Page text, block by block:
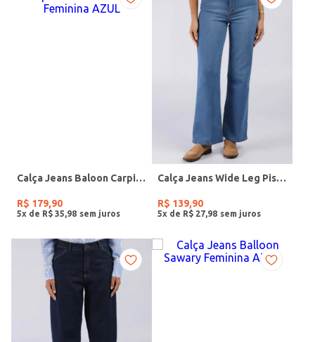
Calça Jeans Baloon Carpinteiro Autentique Feminina AZUL
R$ 179,90
5x de R$ 35 98
Calça Jeans Wide Leg Pisom Feminina JEANS CLARO
R$ 139,90
5x de R$ 27 98